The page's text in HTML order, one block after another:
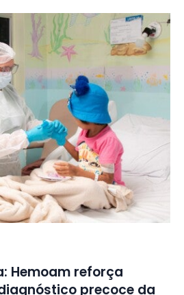
Hemoam reforça
precoce da